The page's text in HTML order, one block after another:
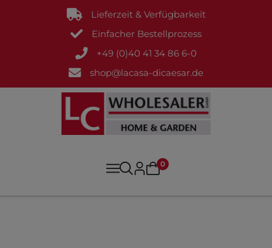
Lieferzeit & Verfügbarkeit
Einfacher Bestellprozess
+49 (0)40 41 34 86 6-0
shop@lacasa-dicaesar.de
0